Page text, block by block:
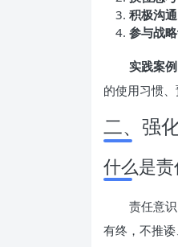
积极沟通
参与战略
实践案例
的使用习惯
二、强
什么是责
责任意
有终，不推诿